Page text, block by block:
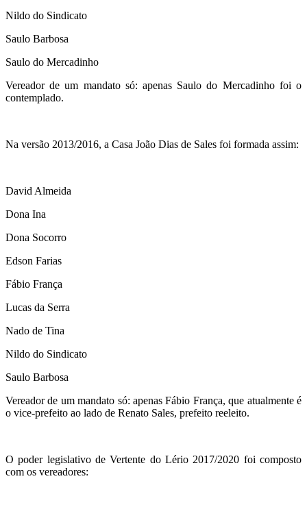
Nildo do Sindicato
Saulo Barbosa
Saulo do Mercadinho
Vereador de um mandato só: apenas Saulo do Mercadinho foi o
contemplado.
Na versão 2013/2016, a Casa João Dias de Sales foi formada assim:
David Almeida
Dona Ina
Dona Socorro
Edson Farias
Fábio França
Lucas da Serra
Nado de Tina
Nildo do Sindicato
Saulo Barbosa
Vereador de um mandato só: apenas Fábio França, que atualmente é
o vice-prefeito ao lado de Renato Sales, prefeito reeleito.
O poder legislativo de Vertente do Lério 2017/2020 foi composto
com os vereadores: